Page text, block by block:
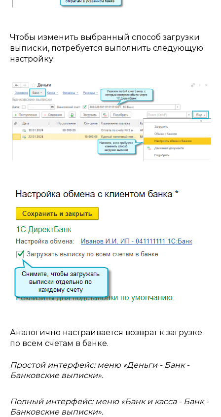
Чтобы изменить выбранный способ загрузки
выписки, потребуется выполнить следующую
настройку:
Аналогично настраивается возврат к загрузке
по всем счетам в банке.
Простой интерфейс: меню «Деньги - Банк -
Банковские выписки».
Полный интерфейс: меню «Банк и касса - Банк -
Банковские выписки».